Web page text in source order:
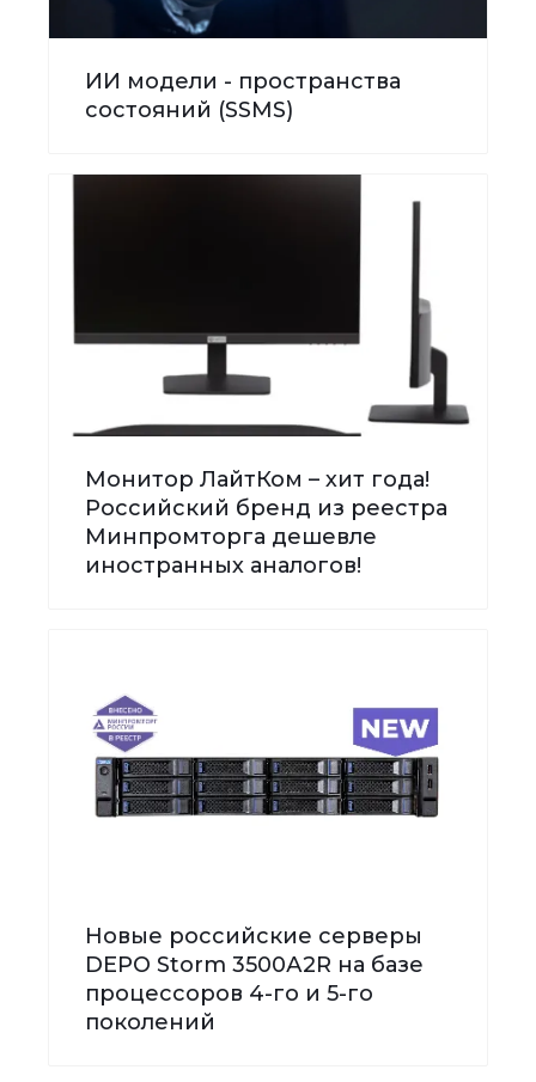
ИИ модели - пространства
состояний (SSMS)
Монитор ЛайтКом – хит года!
Российский бренд из реестра
Минпромторга дешевле
иностранных аналогов!
Новые российские серверы
DEPO Storm 3500А2R на базе
процессоров 4-го и 5-го
поколений